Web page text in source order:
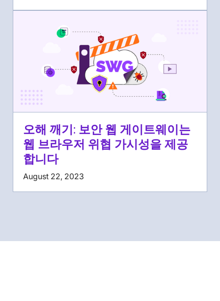
오해 깨기: 보안 웹 게이트웨이는
웹 브라우저 위협 가시성을 제공
합니다
August 22, 2023